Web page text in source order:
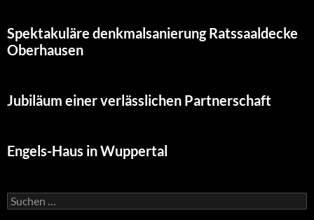
Spektakuläre denkmalsanierung Ratssaaldecke
Oberhausen
Jubiläum einer verlässlichen Partnerschaft
Engels-Haus in Wuppertal
Suchen
nach: